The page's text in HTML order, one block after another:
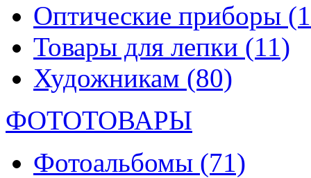
Оптические приборы
Товары для лепки (11)
Художникам (80)
ФОТОТОВАРЫ
Фотоальбомы (71)